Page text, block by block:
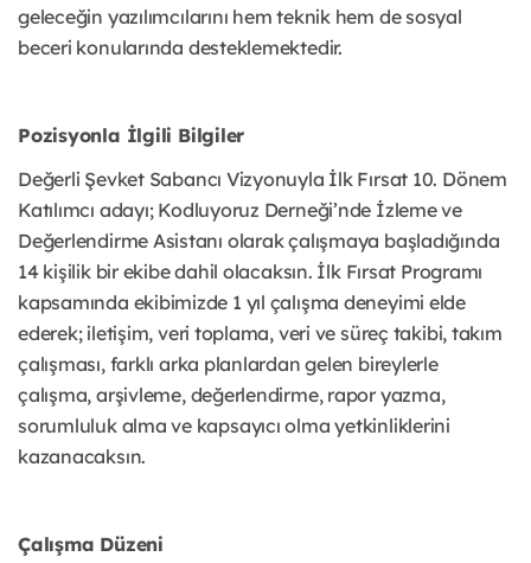
geleceğin yazılımcılarını hem teknik hem de sosyal
beceri konularında desteklemektedir.
Pozisyonla İlgili Bilgiler
Değerli Şevket Sabancı Vizyonuyla İlk Fırsat 10. Dönem
Katılımcı adayı; Kodluyoruz Derneği’nde İzleme ve
Değerlendirme Asistanı olarak çalışmaya başladığında
14 kişilik bir ekibe dahil olacaksın. İlk Fırsat Programı
kapsamında ekibimizde 1 yıl çalışma deneyimi elde
ederek; iletişim, veri toplama, veri ve süreç takibi, takım
çalışması, farklı arka planlardan gelen bireylerle
çalışma, arşivleme, değerlendirme, rapor yazma,
sorumluluk alma ve kapsayıcı olma yetkinliklerini
kazanacaksın.
Çalışma Düzeni